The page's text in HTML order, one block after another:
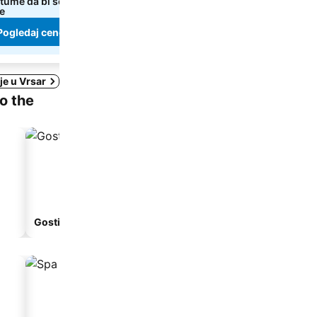
cene
u Vrsar
the
Gostionica